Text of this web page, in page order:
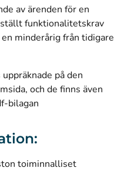
av ärenden för en
funktionalitetskrav
minderårig från tidigare
på den
och de finns även
bilagan
toiminnalliset